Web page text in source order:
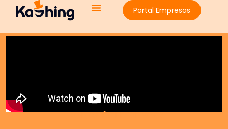
Portal Empresas
¿POR QUÉ ELEGIRNOS?